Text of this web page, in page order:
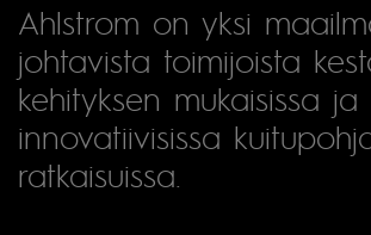
Ahlstrom on yksi
johtavista toimijoista
kehityksen mukaisissa ja
innovatiivisissa
ratkaisuissa.